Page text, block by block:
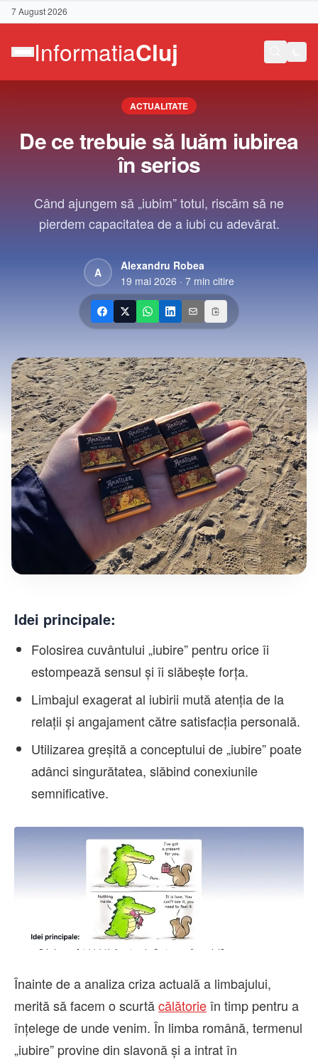
7 August 2026
ACTUALITATE
De ce trebuie să luăm iubirea
în serios
Când ajungem să „iubim” totul, riscăm să ne
pierdem capacitatea de a iubi cu adevărat.
A
Alexandru Robea
19 mai 2026 · 7 min citire
Idei principale:
Folosirea cuvântului „iubire” pentru orice îi
estompează sensul și îi slăbește forța.
Limbajul exagerat al iubirii mută atenția de la
relații și angajament către satisfacția personală.
Utilizarea greșită a conceptului de „iubire” poate
adânci singurătatea, slăbind conexiunile
semnificative.
Înainte de a analiza criza actuală a limbajului,
merită să facem o scurtăcălătorieîn timp pentru a
înțelege de unde venim. În limba română, termenul
„iubire” provine din slavonă și a intrat în